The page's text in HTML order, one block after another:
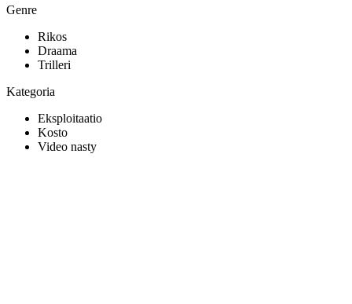
Genre
Rikos
Draama
Trilleri
Kategoria
Eksploitaatio
Kosto
Video nasty